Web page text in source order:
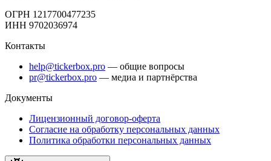
ОГРН 1217700477235
ИНН 9702036974
Контакты
help@tickerbox.pro — общие вопросы
pr@tickerbox.pro — медиа и партнёрства
Документы
Лицензионный договор-оферта
Согласие на обработку персональных данных
Политика обработки персональных данных